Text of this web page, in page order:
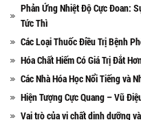
Phản Ứng Nhiệt Độ Cực Đoan:
Tức Thì
Các Loại Thuốc Điều Trị Bệnh
Hóa Chất Hiếm Có Giá Trị Đắt
Các Nhà Hóa Học Nổi Tiếng và
Hiện Tượng Cực Quang – Vũ
Vai trò của vi chất dinh dưỡng